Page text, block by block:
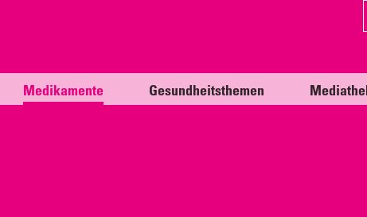
Medikamente Gesundheitsthemen